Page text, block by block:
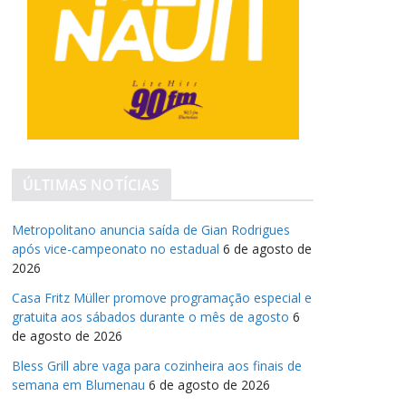
ÚLTIMAS NOTÍCIAS
Metropolitano anuncia saída de Gian Rodrigues
após vice-campeonato no estadual 6 de agosto de
2026
Casa Fritz Müller promove programação especial e
gratuita aos sábados durante o mês de agosto 6
de agosto de 2026
Bless Grill abre vaga para cozinheira aos finais de
semana em Blumenau 6 de agosto de 2026